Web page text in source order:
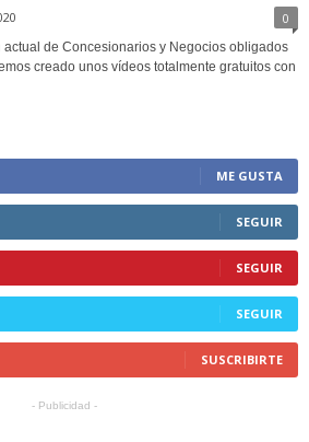
0
de Concesionarios y Negocios obligados
creado unos vídeos totalmente gratuitos con
ME GUSTA
SEGUIR
SEGUIR
SEGUIR
SUSCRIBIRTE
- Publicidad -